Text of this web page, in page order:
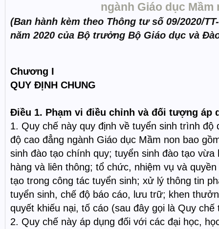
ngành Giáo dục Mầm
(Ban hành kèm theo Thông tư số 09/2020/
năm 2020 của Bộ trưởng Bộ Giáo dục và
Chương I
QUY ĐỊNH CHUNG
Điều 1. Phạm vi điều chỉnh và đối tượng áp
1. Quy chế này quy định về tuyển sinh trình độ
độ cao đẳng ngành Giáo dục Mầm non bao
sinh đào tạo chính quy; tuyển sinh đào tạo
hàng và liên thông; tổ chức, nhiệm vụ và
tạo trong công tác tuyển sinh; xử lý thông tin
tuyển sinh, chế độ báo cáo, lưu trữ; khen
quyết khiếu nại, tố cáo (sau đây gọi là Quy chế
2. Quy chế này áp dụng đối với các đại học,